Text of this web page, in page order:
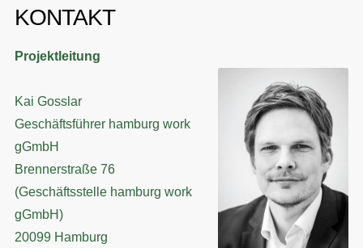
KONTAKT
Projektleitung
Kai Gosslar
Geschäftsführer hamburg work
gGmbH
Brennerstraße 76
(Geschäftsstelle hamburg work
gGmbH)
20099 Hamburg